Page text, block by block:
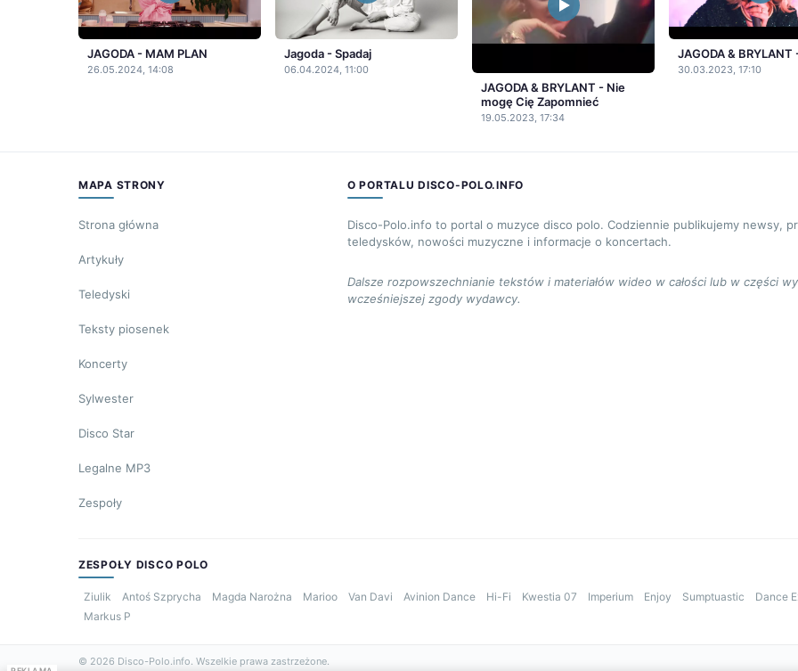
JAGODA - MAM PLAN
26.05.2024, 14:08
Jagoda - Spadaj
06.04.2024, 11:00
JAGODA & BRYLANT - Nie
mogę Cię Zapomnieć
19.05.2023, 17:34
JAGODA & BRYLANT
30.03.2023, 17:10
MAPA STRONY
Strona główna
Artykuły
Teledyski
Teksty piosenek
Koncerty
Sylwester
Disco Star
Legalne MP3
Zespoły
O PORTALU DISCO-POLO.INFO
Disco-Polo.info to portal o muzyce disco polo. Codziennie publikujemy newsy,
teledysków, nowości muzyczne i informacje o koncertach.
Dalsze rozpowszechnianie tekstów i materiałów wideo w całości lub w części
wcześniejszej zgody wydawcy.
ZESPOŁY DISCO POLO
Ziulik Antoś Szprycha Magda Narożna Marioo Van Davi Avinion Dance Hi-Fi Kwestia 07 Imperium Enjoy Sumptuastic
Dance
Markus P
© 2026 Disco-Polo.info. Wszelkie prawa zastrzeżone.